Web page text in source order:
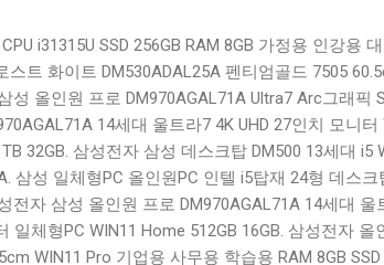
i31315U SSD 256GB RAM 8GB 가정용 인강용
스트 화이트 DM530ADAL25A 펜티엄골드 7505
성 올인원 프로 DM970AGAL71A Ultra7 Arc그래픽
14세대 울트라7 4K UHD 27인치 모니
32GB. 삼성전자 삼성 데스크탑 DM500 13세대 i5
삼성 일체형PC 올인원PC 인텔 i5탑재 24형 데스
전자 삼성 올인원 프로 DM970AGAL71A 14세대 울
일체형PC WIN11 Home 512GB 16GB. 삼성전자
WIN11 Pro 기업용 사무용 학습용 RAM 8GB